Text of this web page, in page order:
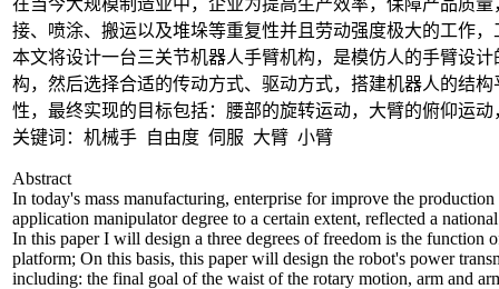
在当今大规模制造业中，企业为提高生产效率，保障产品质
接、喷涂、搬运以及堆垛等重复性并且劳动强度极大的工作
本文将设计一台三关节机器人手臂机构，是模仿人的手臂设
构，然后选择合适的传动方式、驱动方式，搭建机器人的结
性，最终实现的目标包括：腰部的旋转运动，大臂的俯仰运
关键词：机械手 自由度 伺服 大臂 小臂
Abstract
In today's mass manufacturing, enterprise for improve the
application manipulator degree to a certain extent, reflected a
In this paper I will design a three degrees of freedom is the function
platform; On this basis, this paper will design the robot's power
including: the final goal of the waist of the rotary motion, arm and